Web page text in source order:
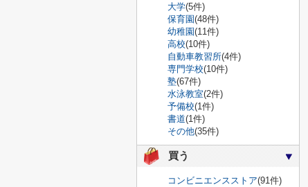
大学(5件)
保育園(48件)
幼稚園(11件)
高校(10件)
自動車教習所(4件)
専門学校(10件)
塾(67件)
水泳教室(2件)
予備校(1件)
書道(1件)
その他(35件)
買う
コンビニエンスストア(91件)